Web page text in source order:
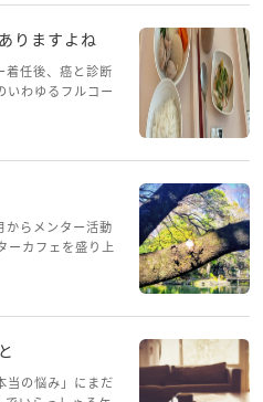
りますよね
任後、癌と診断
いわゆるフルコー
フェに来られて
も落ちパソコン
からメンター活動
ーカフェを盛り上
めてブログを投
とを書いてみま
当の悩み」にまだ